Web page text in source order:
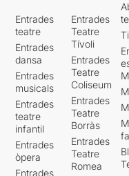
Entrades
teatre
Entrades
dansa
Entrades
musicals
Entrades
teatre
infantil
Entrades
òpera
Entrades
Entrades
Teatre
Tívoli
Entrades
Teatre
Coliseum
Entrades
Teatre
Borràs
Entrades
Teatre
Romea